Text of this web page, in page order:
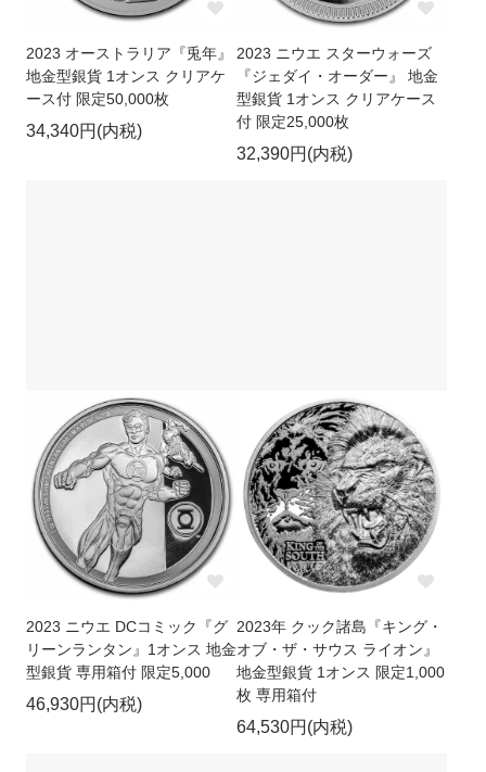
2023 オーストラリア『兎年』
地金型銀貨 1オンス クリアケ
ース付 限定50,000枚
34,340円(内税)
2023 ニウエ スターウォーズ
『ジェダイ・オーダー』 地金
型銀貨 1オンス クリアケース
付 限定25,000枚
32,390円(内税)
2023 ニウエ DCコミック『グ
リーンランタン』1オンス 地金
型銀貨 専用箱付 限定5,000
46,930円(内税)
2023年 クック諸島『キング・
オブ・ザ・サウス ライオン』
地金型銀貨 1オンス 限定1,000
枚 専用箱付
64,530円(内税)